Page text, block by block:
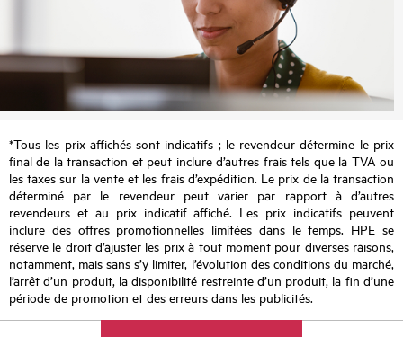
*Tous les prix affichés sont indicatifs ; le revendeur détermine le prix
final de la transaction et peut inclure d’autres frais tels que la TVA ou
les taxes sur la vente et les frais d’expédition. Le prix de la transaction
déterminé par le revendeur peut varier par rapport à d’autres
revendeurs et au prix indicatif affiché. Les prix indicatifs peuvent
inclure des offres promotionnelles limitées dans le temps. HPE se
réserve le droit d’ajuster les prix à tout moment pour diverses raisons,
notamment, mais sans s’y limiter, l’évolution des conditions du marché,
l’arrêt d’un produit, la disponibilité restreinte d’un produit, la fin d’une
période de promotion et des erreurs dans les publicités.